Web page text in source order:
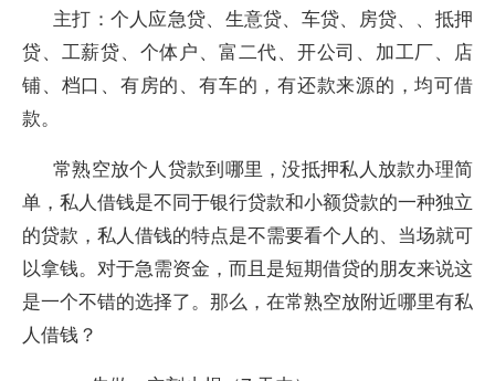
主打：个人应急贷、生意贷、车贷、房贷、、抵押
贷、工薪贷、个体户、富二代、开公司、加工厂、店
铺、档口、有房的、有车的，有还款来源的，均可借
款。
常熟空放个人贷款到哪里，没抵押私人放款办理简
单，私人借钱是不同于银行贷款和小额贷款的一种独立
的贷款，私人借钱的特点是不需要看个人的、当场就可
以拿钱。对于急需资金，而且是短期借贷的朋友来说这
是一个不错的选择了。那么，在常熟空放附近哪里有私
人借钱？